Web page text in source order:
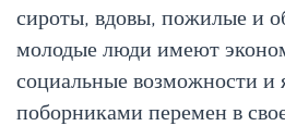
сироты, вдовы, пожилые и
молодые люди имеют
социальные возможности и
поборниками перемен в